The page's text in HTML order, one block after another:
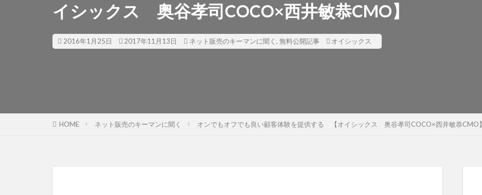
イシックス 奥谷孝司COCO×西井敏恭CMO】
2016年1月25日 2017年11月13日 ネット販売のキーマンに聞く , 無料公開記事 オイシックス
HOME ネット販売のキーマンに聞く オンでもオフでも良い顧客体験を提供する 【オイシックス 奥谷孝司COCO×西井敏恭CMO】